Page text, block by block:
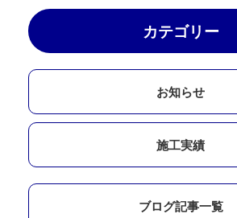
カテゴリー
お知らせ
施工実績
ブログ記事一覧